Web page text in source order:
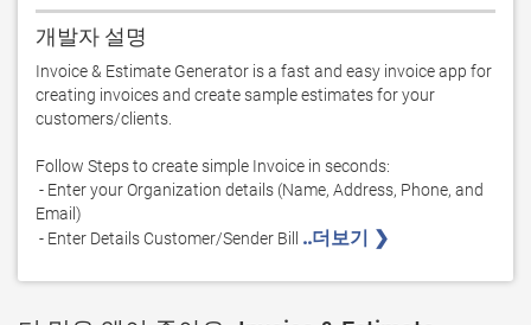
개발자 설명
Invoice & Estimate Generator is a fast and easy invoice app for
creating invoices and create sample estimates for your
customers/clients.
Follow Steps to create simple Invoice in seconds:
Email)
- Enter Details Customer/Sender Bill ..더보기 ❯